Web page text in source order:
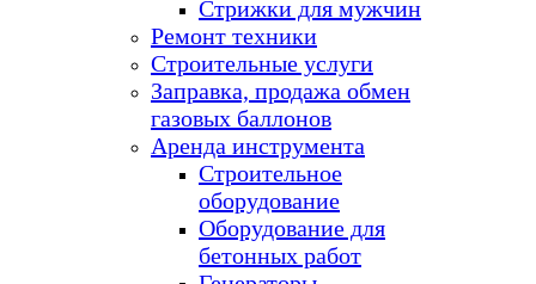
Стрижки для мужчин
Ремонт техники
Строительные услуги
Заправка, продажа обмен
газовых баллонов
Аренда инструмента
Строительное
оборудование
Оборудование для
бетонных работ